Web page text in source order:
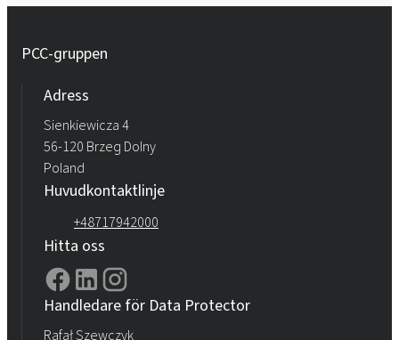
Rokopol® vTec 8860 (polyeterpolyol)
PCC-gruppen
Adress
Sienkiewicza 4
56-120 Brzeg Dolny
Poland
Huvudkontaktlinje
+48717942000
Hitta oss
Handledare för Data Protector
Rafał Szewczyk